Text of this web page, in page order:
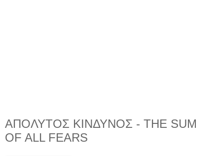
ΑΠΟΛΥΤΟΣ ΚΙΝΔΥΝΟΣ - THE SUM
OF ALL FEARS